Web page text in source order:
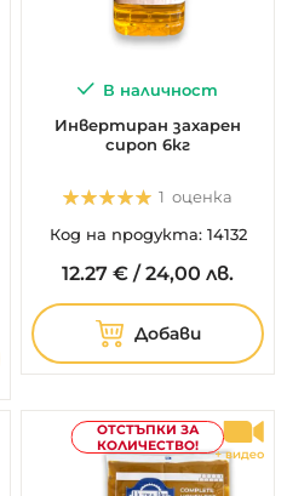
В наличност
Инвертиран захарен
сироп 6кг
Оценка:
1оценка
Код на продукта: 14132
12.27 € /24,00 лв.
Добави
ОТСТЪПКИ ЗА
КОЛИЧЕСТВО!